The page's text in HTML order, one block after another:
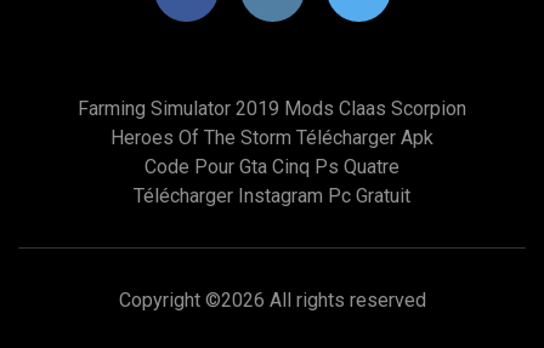
Farming Simulator 2019 Mods Claas Scorpion
Heroes Of The Storm Télécharger Apk
Code Pour Gta Cinq Ps Quatre
Télécharger Instagram Pc Gratuit
Copyright ©2026 All rights reserved